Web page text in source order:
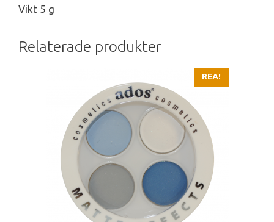
Vikt 5 g
Relaterade produkter
REA!